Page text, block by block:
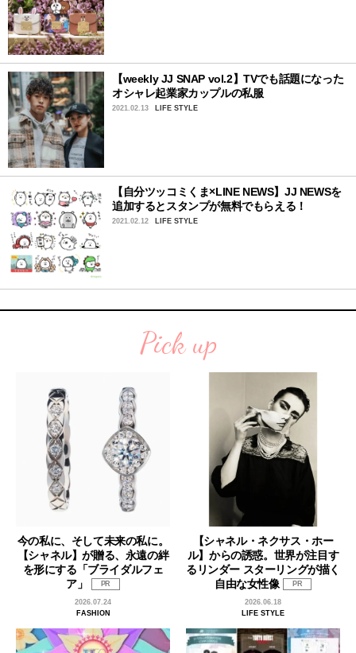
【weekly JJ SNAP vol.2】TVでも話題になった
オシャレ起業家カップルの私服
2021.02.13 LIFE STYLE
【自分ツッコミくま×LINE NEWS】JJ NEWSを
追加するとスタンプが無料でもらえる！
2021.02.12 LIFE STYLE
Pick up
今の私に、そして未来の私に。
【シャネル】が贈る、永遠の絆
を形にする「ブライダルフェ
ア」
PR
2026.07.24
FASHION
【シャネル・ネクサス・ホー
ル】からの誘惑。世界が注目す
るリンダー スターリングが描く
自由な女性像
PR
2026.06.18
LIFE STYLE